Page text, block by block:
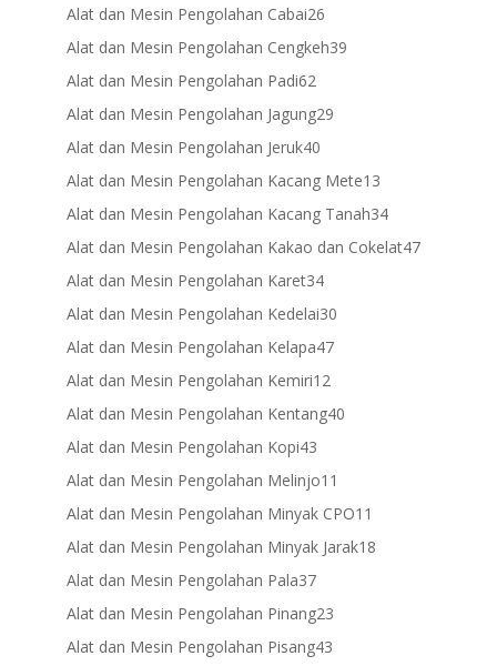
Alat dan Mesin Pengolahan Cabai2626
products
Alat dan Mesin Pengolahan Cengkeh3939
Alat dan Mesin Pengolahan Padi6262
products
Alat dan Mesin Pengolahan Jagung2929
Alat dan Mesin Pengolahan Jeruk4040
products
Alat dan Mesin Pengolahan Kacang Mete1313
products
Alat dan Mesin Pengolahan Kacang Tanah3434
products
Alat dan Mesin Pengolahan Kakao dan Cokelat4747
Alat dan Mesin Pengolahan Karet3434
products
Alat dan Mesin Pengolahan Kedelai3030
Alat dan Mesin Pengolahan Kelapa4747
Alat dan Mesin Pengolahan Kemiri1212
products
Alat dan Mesin Pengolahan Kentang4040
Alat dan Mesin Pengolahan Kopi4343
products
Alat dan Mesin Pengolahan Melinjo11
products
Alat dan Mesin Pengolahan Minyak CPO11
products
Alat dan Mesin Pengolahan Minyak Jarak1818
Alat dan Mesin Pengolahan Pala3737
products
Alat dan Mesin Pengolahan Pinang2323
Alat dan Mesin Pengolahan Pisang4343